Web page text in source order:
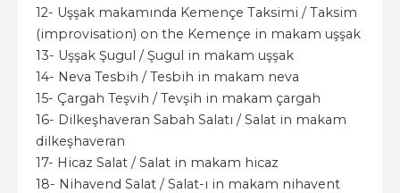
12- Uşşak makamında Kemençe Taksimi / Taksim
(improvisation) on the Kemençe in makam uşşak
13- Uşşak Şugul / Şugul in makam uşşak
14- Neva Tesbih / Tesbih in makam neva
15- Çargah Teşvih / Tevşih in makam çargah
16- Dilkeşhaveran Sabah Salatı / Salat in makam
dilkeşhaveran
17- Hicaz Salat / Salat in makam hicaz
18- Nihavend Salat / Salat-ı in makam nihavent